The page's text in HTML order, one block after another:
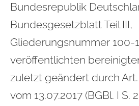
Bundesrepublik
Bundesgesetzblatt Teil III,
Gliederungsnummer 100-
veröffentlichten
zuletzt geändert durch
vom 13.07.2017 (BGBl. I S.